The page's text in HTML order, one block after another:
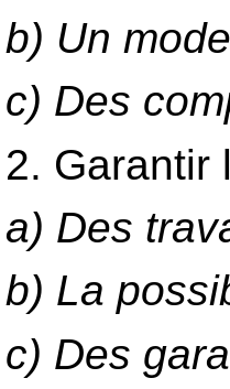
b) Un
c) Des
2. Garantir
a) Des
b) La
c) Des